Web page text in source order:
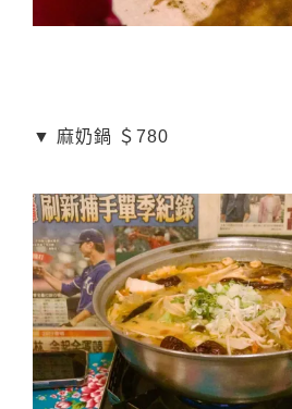
▼ 麻奶鍋 ＄780